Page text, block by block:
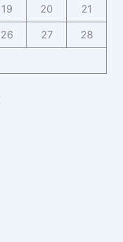
19 20 21
26 27 28